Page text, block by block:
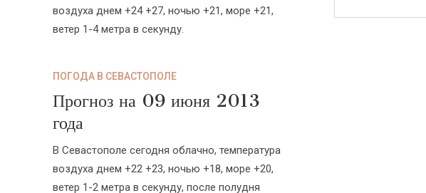
воздуха днем +24 +27, ночью +21, море +21,
ветер 1-4 метра в секунду.
ПОГОДА В СЕВАСТОПОЛЕ
Прогноз на 09 июня 2013
года
В Севастополе сегодня облачно, температура
воздуха днем +22 +23, ночью +18, море +20,
ветер 1-2 метра в секунду, после полудня